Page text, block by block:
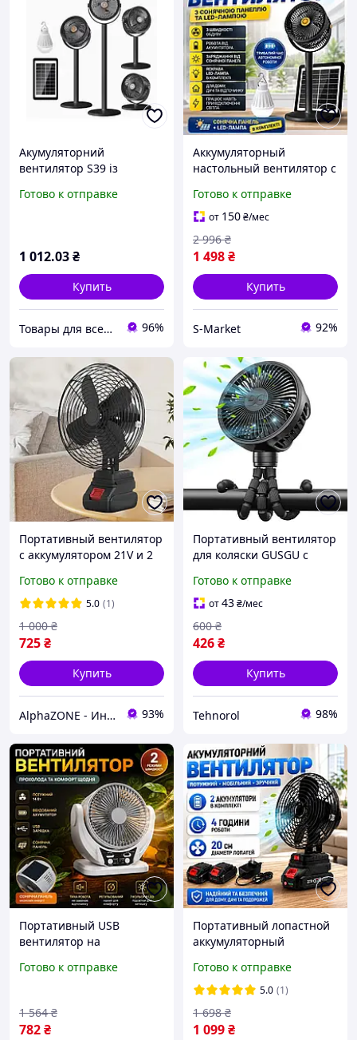
Акумуляторний
вентилятор S39 із
швидкостями
риболовлі та
Готово к отправке
1 012.03₴
Купить
Товары для всех в интернет-магазине «Avocado» 96%
Аккумуляторный
настольный вентилятор с
LED лампой на 5
скоростей портативный
вентилятор для дома и
кемпинга
Готово к отправке
от 150₴/мес
1 498₴
2 996 ₴
Купить
S-Market 92%
Портативный вентилятор
с аккумулятором 21V и 2
беспроводной для дома
кемпинга
Готово к отправке
5.0 (1)
725₴
1 000 ₴
Купить
AlphaZONE - Интернет гипермаркет 93%
Портативный вентилятор
для коляски GUSGU с
спальни, автокресла,
путешествий, кемпинга
Готово к отправке
от43₴/мес
426₴
600 ₴
Купить
Tehnorol 98%
Портативный USB
вентилятор на
солнечной панелью для
путешествий
Готово к отправке
782₴
1 564 ₴
Портативный лопастной
аккумуляторный
офиса дачи кемпинга
переносной 2
аккумулятора
Готово к отправке
5.0 (1)
1 099₴
1 698 ₴